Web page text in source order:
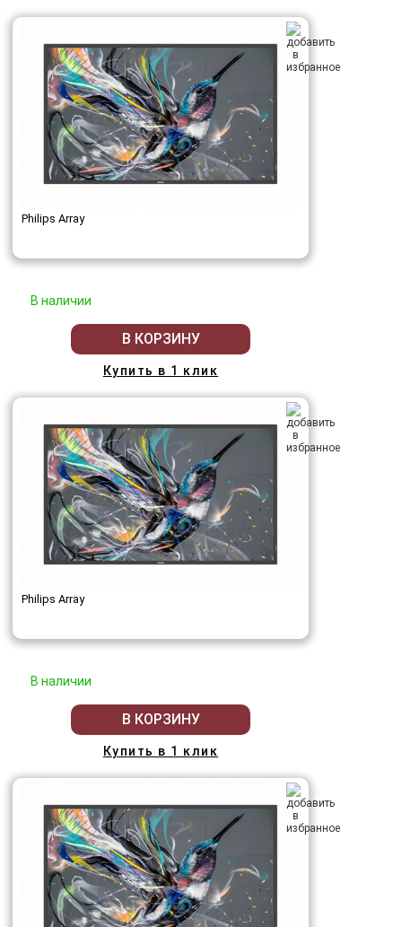
Philips Array
В наличии
В КОРЗИНУ
Купить в 1 клик
Philips Array
В наличии
В КОРЗИНУ
Купить в 1 клик